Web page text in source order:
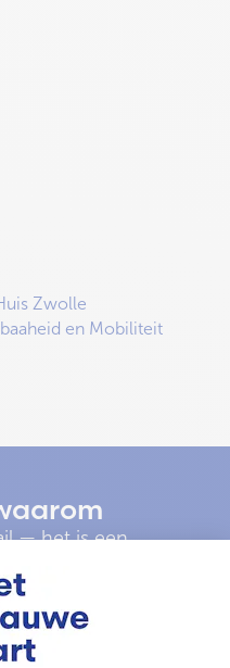
Zwolle
en Mobiliteit
— het is een
lastig bij je
moeilijk kunnen
komen te staan in de